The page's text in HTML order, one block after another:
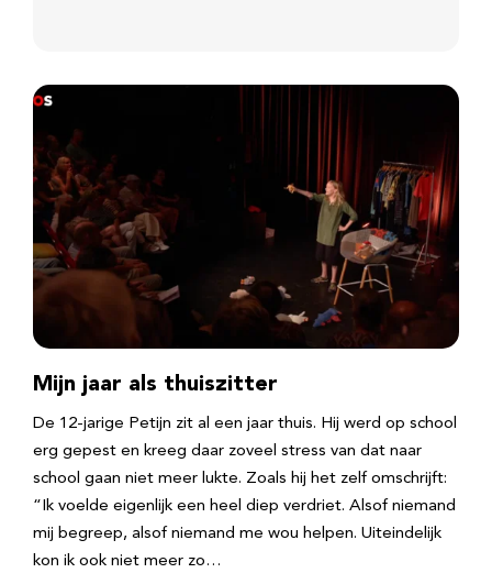
Mijn jaar als thuiszitter
De 12-jarige Petijn zit al een jaar thuis. Hij werd op school
erg gepest en kreeg daar zoveel stress van dat naar
school gaan niet meer lukte. Zoals hij het zelf omschrijft:
“Ik voelde eigenlijk een heel diep verdriet. Alsof niemand
mij begreep, alsof niemand me wou helpen. Uiteindelijk
kon ik ook niet meer zo…